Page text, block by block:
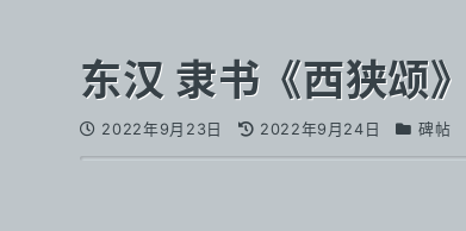
东汉 隶书《西狭颂》
2022年9月23日 2022年9月24日 碑帖